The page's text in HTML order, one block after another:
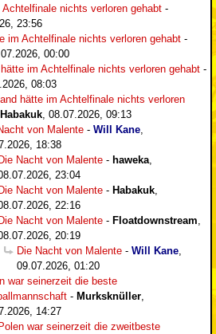
nichts verloren gehabt -
23:56
im Achtelfinale nichts verloren gehabt -
00:00
im Achtelfinale nichts verloren gehabt -
08:03
hätte im Achtelfinale nichts verloren
Habakuk 08.07.2026, 09:13
von Malente - Will Kane
18:38
Die Nacht von Malente - haweka
23:04
Die Nacht von Malente - Habakuk
22:16
Die Nacht von Malente - Floatdownstream
20:19
Die Nacht von Malente - Will Kane
09.07.2026, 01:20
war seinerzeit die beste
- Murksknüller
14:27
Polen war seinerzeit die zweitbeste